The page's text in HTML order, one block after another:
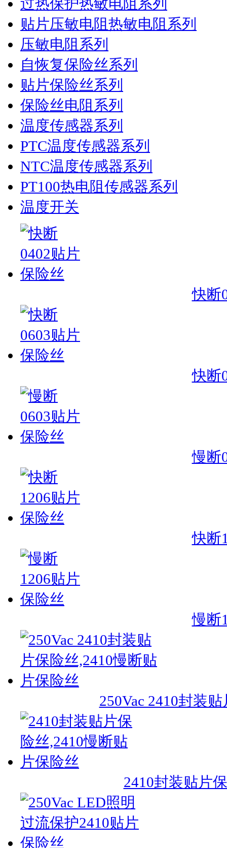
过热保护热敏电阻系列
贴片压敏电阻热敏电阻系列
压敏电阻系列
自恢复保险丝系列
贴片保险丝系列
保险丝电阻系列
温度传感器系列
PTC温度传感器系列
NTC温度传感器系列
PT100热电阻传感器系列
温度开关
快断
快断
慢断
快断
慢断
250Vac 2410封装
2410封装贴片